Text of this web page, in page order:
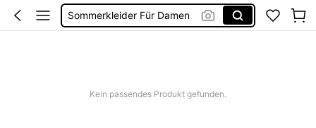
Sommerkleider Für Damen
Squishies
Kein passendes Produkt gefunden.